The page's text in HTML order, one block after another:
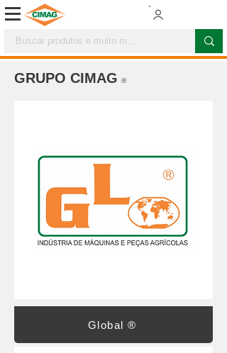
GRUPO CIMAG ®
Global ®